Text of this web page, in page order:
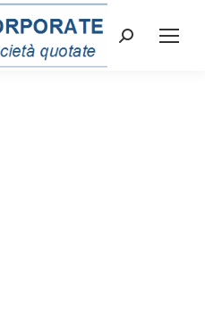
Cerca: